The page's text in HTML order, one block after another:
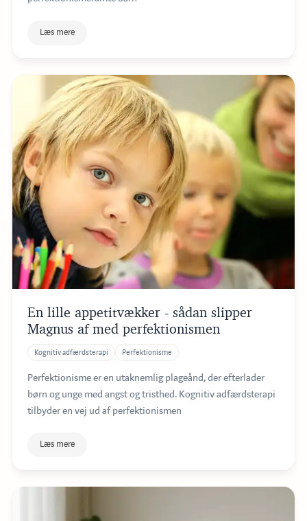
Læs mere
En lille appetitvækker - sådan slipper
Magnus af med perfektionismen
Kognitiv adfærdsterapi Perfektionisme
Perfektionisme er en utaknemlig plageånd, der efterlader
børn og unge med angst og tristhed. Kognitiv adfærdsterapi
tilbyder en vej ud af perfektionismen
Læs mere